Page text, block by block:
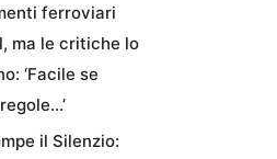
ferroviari
ma le critiche lo
‘Facile se
il Silenzio: